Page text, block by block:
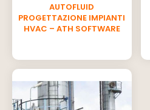
AUTOFLUID
PROGETTAZIONE IMPIANTI
HVAC – ATH SOFTWARE